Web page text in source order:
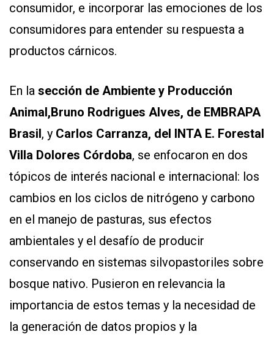
consumidor, e incorporar las emociones de los
consumidores para entender su respuesta a
productos cárnicos.
En la sección de Ambiente y Producción
Animal,Bruno Rodrigues Alves, de EMBRAPA
Brasil, y Carlos Carranza, del INTA E. Forestal
Villa Dolores Córdoba, se enfocaron en dos
tópicos de interés nacional e internacional: los
cambios en los ciclos de nitrógeno y carbono
en el manejo de pasturas, sus efectos
ambientales y el desafío de producir
conservando en sistemas silvopastoriles sobre
bosque nativo. Pusieron en relevancia la
importancia de estos temas y la necesidad de
la generación de datos propios y la